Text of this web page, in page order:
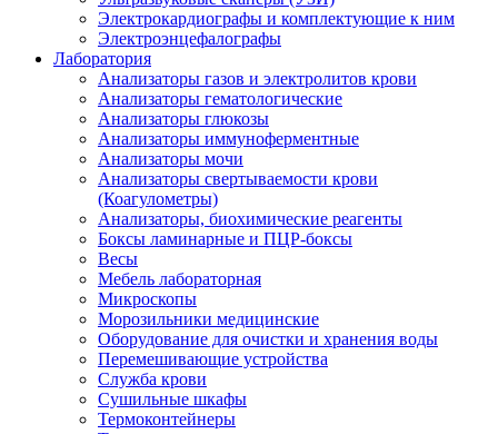
Электрокардиографы и комплектующие к ним
Электроэнцефалографы
Лаборатория
Анализаторы газов и электролитов крови
Анализаторы гематологические
Анализаторы глюкозы
Анализаторы иммуноферментные
Анализаторы мочи
Анализаторы свертываемости крови
(Коагулометры)
Анализаторы, биохимические реагенты
Боксы ламинарные и ПЦР-боксы
Весы
Мебель лабораторная
Микроскопы
Морозильники медицинские
Оборудование для очистки и хранения воды
Перемешивающие устройства
Служба крови
Сушильные шкафы
Термоконтейнеры